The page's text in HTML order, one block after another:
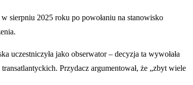
sierpniu 2025 roku po powołaniu na stanowisko
uczestniczyła jako obserwator – decyzja ta wywołała
Przydacz argumentował, że „zbyt wiele